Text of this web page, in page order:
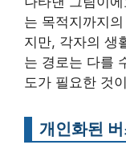
는 목적지까지
지만, 각자의 생
는 경로는 다를
도가 필요한 것
개인화된